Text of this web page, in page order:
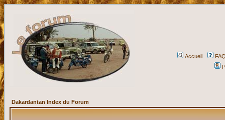
Accueil
Dakardantan Index du Forum